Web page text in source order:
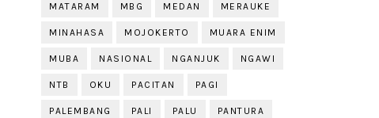
MATARAM MBG MEDAN MERAUKE
MINAHASA MOJOKERTO MUARA ENIM
MUBA NASIONAL NGANJUK NGAWI
NTB OKU PACITAN PAGI
PALEMBANG PALI PALU PANTURA